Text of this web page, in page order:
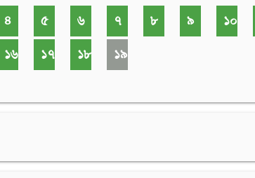
৪ ৫ ৬ ৭ ৮ ৯ ১০
১৬ ১৭ ১৮ ১৯